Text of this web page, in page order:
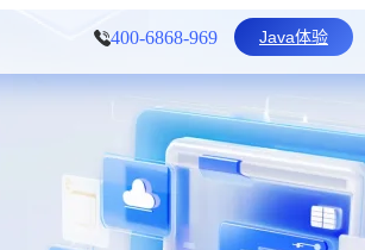
400-6868-969 Java体验